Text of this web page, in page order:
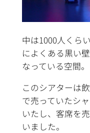
中は1000人くら
によくある黒い
なっている空間。
このシアターは
で売っていたシ
いたし、客席を
いました。